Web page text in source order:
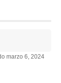
marzo 6, 2024